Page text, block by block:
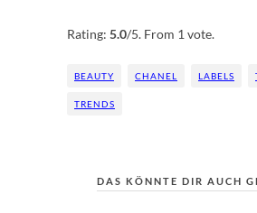
Rating: 5.0/5. From 1 vote.
BEAUTY CHANEL LABELS
TRENDS
DAS KÖNNTE DIR AUCH